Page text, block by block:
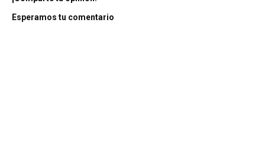
Esperamos tu comentario